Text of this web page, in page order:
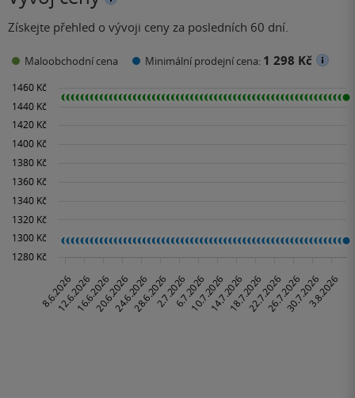
Získejte přehled o vývoji ceny za posledních 60 dní.
Maloobchodní cena Minimální prodejní cena: 1 298 Kč